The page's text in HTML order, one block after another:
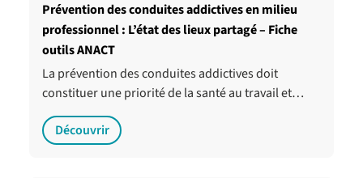
Prévention des conduites addictives en milieu
professionnel : L’état des lieux partagé – Fiche
outils ANACT
La prévention des conduites addictives doit
constituer une priorité de la santé au travail et…
Découvrir